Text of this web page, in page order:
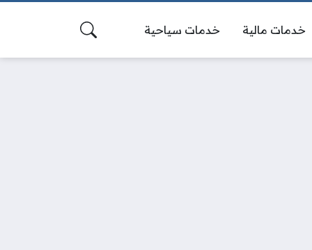
خدمات مالية خدمات سياحية